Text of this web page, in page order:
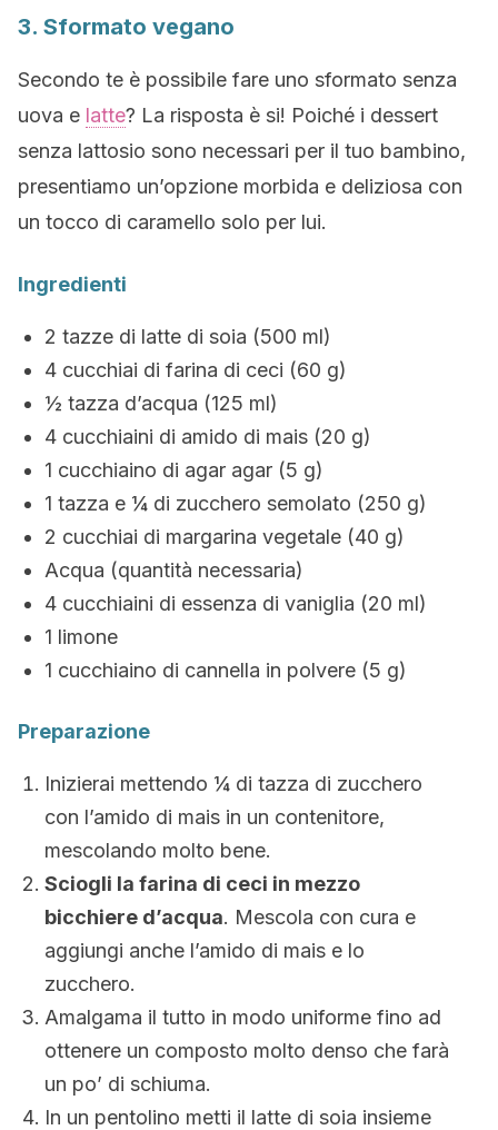
3. Sformato vegano
Secondo te è possibile fare uno sformato senza
uova e latte? La risposta è si! Poiché i dessert
senza lattosio sono necessari per il tuo bambino,
presentiamo un’opzione morbida e deliziosa con
un tocco di caramello solo per lui.
Ingredienti
2 tazze di latte di soia (500 ml)
4 cucchiai di farina di ceci (60 g)
½ tazza d’acqua (125 ml)
4 cucchiaini di amido di mais (20 g)
1 cucchiaino di agar agar (5 g)
1 tazza e ¼ di zucchero semolato (250 g)
2 cucchiai di margarina vegetale (40 g)
Acqua (quantità necessaria)
4 cucchiaini di essenza di vaniglia (20 ml)
1 limone
1 cucchiaino di cannella in polvere (5 g)
Preparazione
Inizierai mettendo ¼ di tazza di zucchero
con l’amido di mais in un contenitore,
mescolando molto bene.
Sciogli la farina di ceci in mezzo
bicchiere d’acqua. Mescola con cura e
aggiungi anche l’amido di mais e lo
zucchero.
Amalgama il tutto in modo uniforme fino ad
ottenere un composto molto denso che farà
un po’ di schiuma.
In un pentolino metti il latte di soia insieme